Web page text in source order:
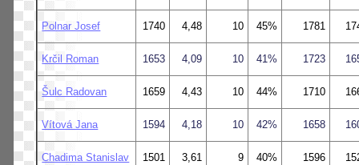
Polnar Josef 1740 4,48 10 45% 1781
Krčil Roman 1653 4,09 10 41% 1723
Šulc Radovan 1659 4,43 10 44% 1710
Vítová Jana 1594 4,18 10 42% 1658
Chadima Stanislav 1501 3,61 9 40% 1596